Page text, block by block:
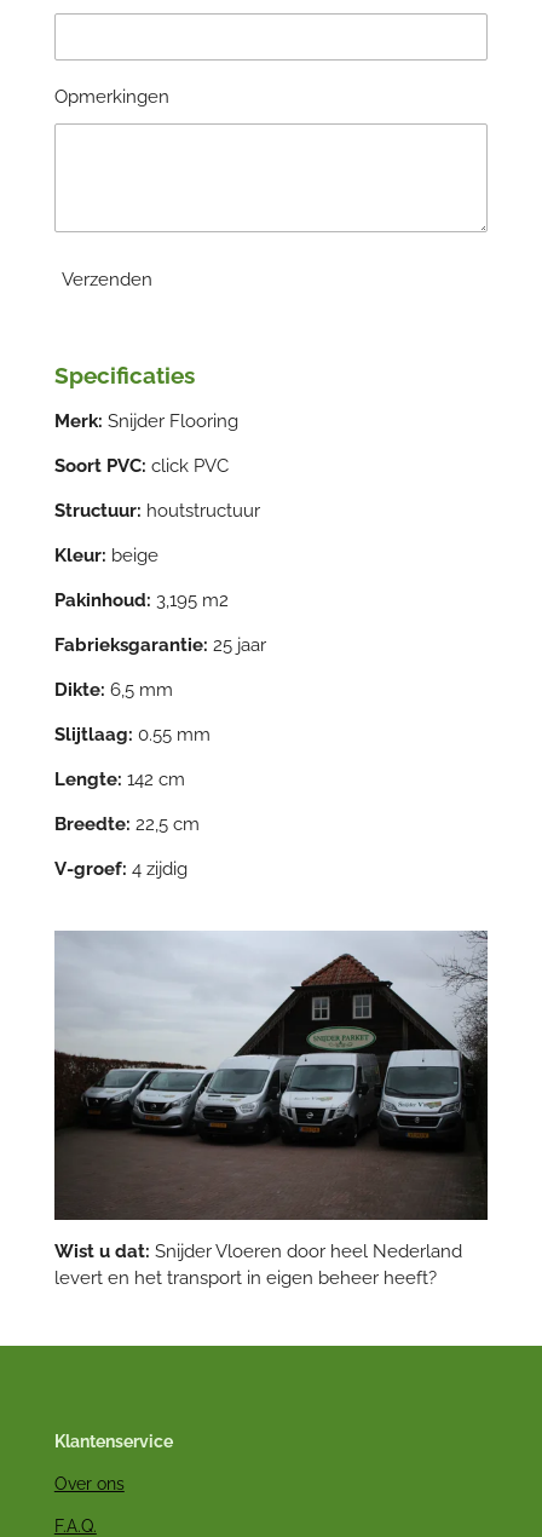
Opmerkingen
Verzenden
Specificaties
Merk: Snijder Flooring
Soort PVC: click PVC
Structuur: houtstructuur
Kleur: beige
Pakinhoud: 3,195 m2
Fabrieksgarantie: 25 jaar
Dikte: 6,5 mm
Slijtlaag: 0.55 mm
Lengte: 142 cm
Breedte: 22,5 cm
V-groef: 4 zijdig
Wist u dat: Snijder Vloeren door heel Nederland
levert en het transport in eigen beheer heeft?
Klantenservice
Over ons
F.A.Q.